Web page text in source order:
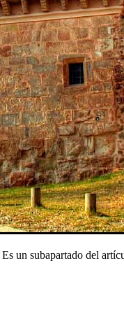
Es un subapartado del